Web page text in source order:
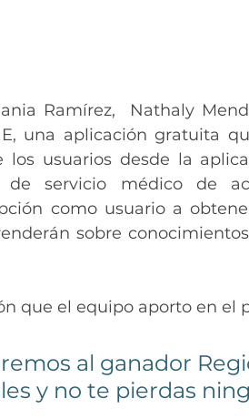
Ramírez,  Nathaly
una aplicación gratuita
usuarios desde la
servicio médico de
como usuario a
sobre
que el equipo aporto en el
al ganador
y no te pierdas